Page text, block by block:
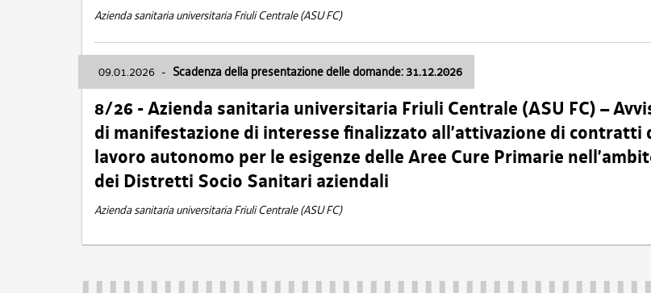
Azienda sanitaria universitaria Friuli Centrale (ASU FC)
09.01.2026 - Scadenza della presentazione delle domande: 31.12.2026
8/26 - Azienda sanitaria universitaria Friuli Centrale (ASU FC) –
di manifestazione di interesse finalizzato all’attivazione di contratti
lavoro autonomo per le esigenze delle Aree Cure Primarie
dei Distretti Socio Sanitari aziendali
Azienda sanitaria universitaria Friuli Centrale (ASU FC)